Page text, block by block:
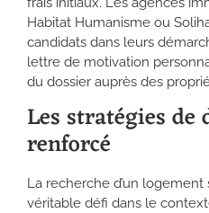
Habitat Humanisme ou
candidats dans leurs
lettre de motivation
du dossier auprès des
Les stratégies
renforcé
La recherche d’un
véritable défi dans le